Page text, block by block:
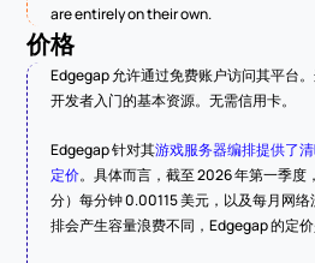
are entirely on their own.
价格
Edgegap 允许通过免费账户访问其平台
开发者入门的基本资源。无需信用卡。
Edgegap 针对其游戏服务器编排提供了
定价。具体而言，截至 2026 年第一季度
分）每分钟 0.00115 美元，以及每月网
排会产生容量浪费不同，Edgegap 的定